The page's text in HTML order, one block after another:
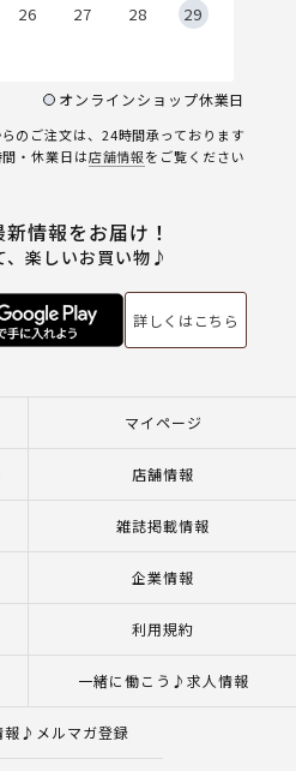
26 27 28
29
オンラインショップ休業日
のご注文は、24時間承っております
・休業日は店舗情報をご覧ください
情報をお届け！
、楽しいお買い物♪
詳しくはこちら
マイページ
店舗情報
雑誌掲載情報
企業情報
利用規約
一緒に働こう♪求人情報
報♪メルマガ登録